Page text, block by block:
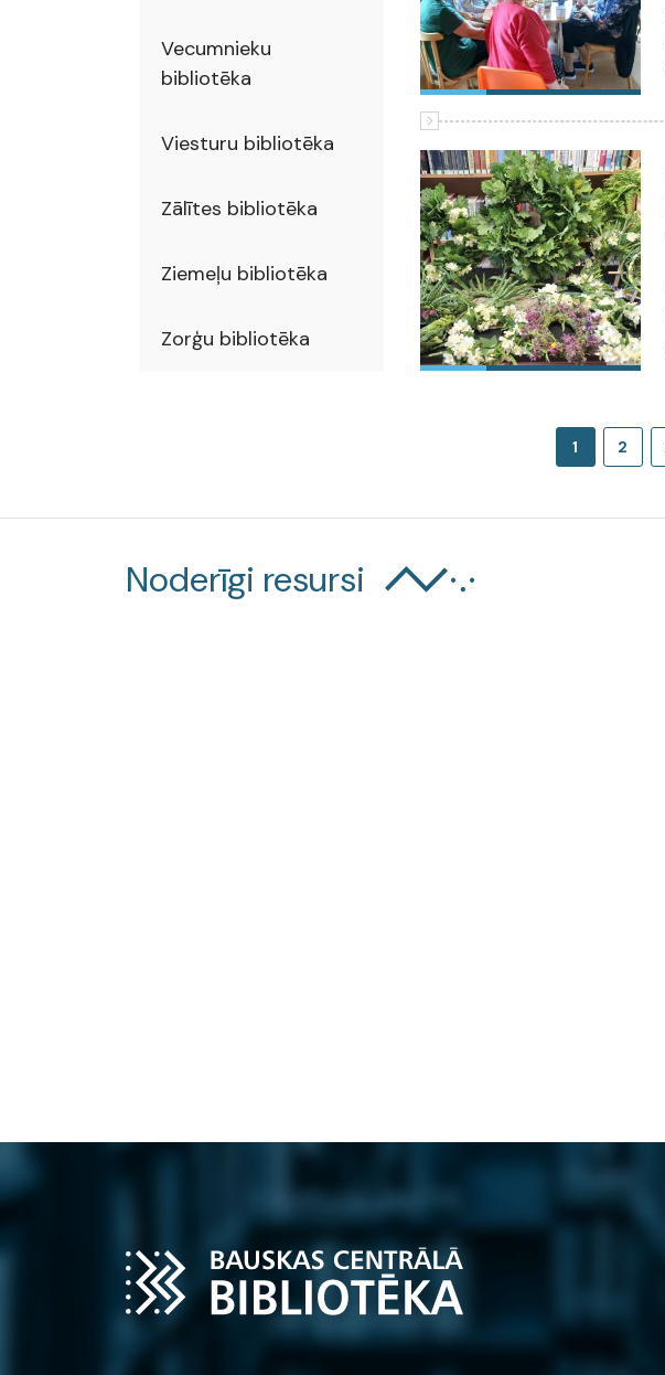
Vecumnieku
bibliotēka
Viesturu bibliotēka
Zālītes bibliotēka
Ziemeļu bibliotēka
Zorģu bibliotēka
1 2
Noderīgi resursi